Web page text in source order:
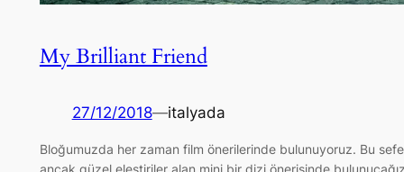
My Brilliant Friend
27/12/2018—italyada
Bloğumuzda her zaman film önerilerinde bulunuyoruz. Bu
ancak güzel eleştiriler alan mini bir dizi önerisinde